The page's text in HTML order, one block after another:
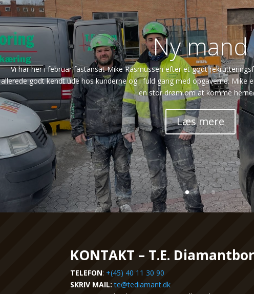
Ny mand
Vi har her i februar fastansat Mike Rasmussen efter et godt
allerede godt kendt ude hos kunderne og i fuld gang med opgaverne. Mike
en stor drøm om at komme
Læs mere
KONTAKT – T.E.
TELEFON: +(45) 40 11 30 90
SKRIV MAIL:te@tediamant.dk